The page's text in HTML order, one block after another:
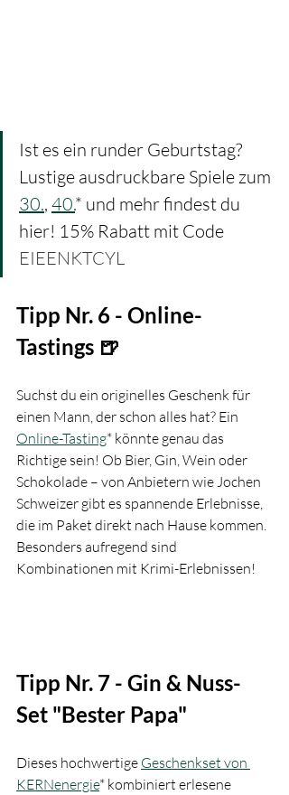
Ist es ein runder Geburtstag?
Lustige ausdruckbare Spiele zum
30., 40.* und mehr findest du
hier! 15% Rabatt mit Code
EIEENKTCYL
Tipp Nr. 6 - Online-
Tastings 🍺
Suchst du ein originelles Geschenk für
einen Mann, der schon alles hat? Ein
Online-Tasting* könnte genau das
Richtige sein! Ob Bier, Gin, Wein oder
Schokolade – von Anbietern wie Jochen
Schweizer gibt es spannende Erlebnisse,
die im Paket direkt nach Hause kommen.
Besonders aufregend sind
Kombinationen mit Krimi-Erlebnissen!
Tipp Nr. 7 - Gin & Nuss-
Set "Bester Papa"
Dieses hochwertige Geschenkset von
KERNenergie* kombiniert erlesene